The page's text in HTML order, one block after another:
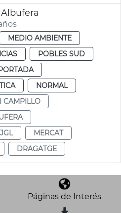
MEDIO AMBIENTE
POBLES SUD
NORMAL
CAMPILLO
JGL
MERCAT
DRAGATGE
Páginas de Interés